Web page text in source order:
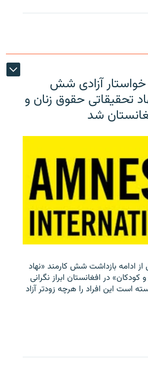
خواستار آزادی شش
تحقیقاتی حقوق زنان و
شد
از ادامه بازداشت شش کارمند «نهاد
در افغانستان ابراز نگرانی
است این افراد را هرچه زودتر آزاد